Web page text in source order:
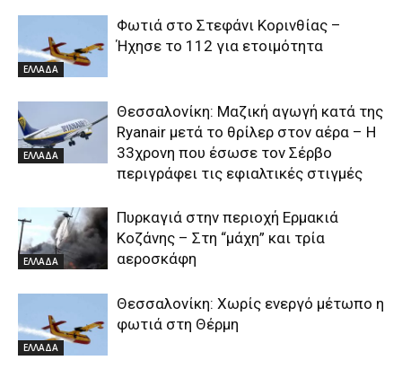
ΕΛΛΑΔΑ
Φωτιά στο Στεφάνι Κορινθίας –
Ήχησε το 112 για ετοιμότητα
ΕΛΛΑΔΑ
Θεσσαλονίκη: Μαζική αγωγή κατά της
Ryanair μετά το θρίλερ στον αέρα – Η
33χρονη που έσωσε τον Σέρβο
περιγράφει τις εφιαλτικές στιγμές
ΕΛΛΑΔΑ
Πυρκαγιά στην περιοχή Ερμακιά
Κοζάνης – Στη “μάχη” και τρία
αεροσκάφη
ΕΛΛΑΔΑ
Θεσσαλονίκη: Χωρίς ενεργό μέτωπο η
φωτιά στη Θέρμη